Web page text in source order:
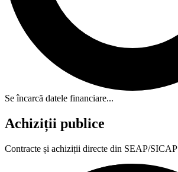
Se încarcă datele financiare...
Achiziții publice
Contracte și achiziții directe din SEAP/SICAP